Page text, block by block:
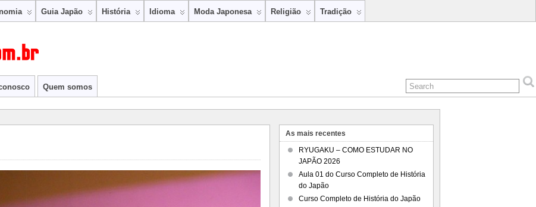
Guia Japão História Idioma Moda Japonesa Religião Tradição
Quem somos
As mais recentes
RYUGAKU – COMO ESTUDAR NO
JAPÃO 2026
Aula 01 do Curso Completo de História
do Japão
Curso Completo de História do Japão